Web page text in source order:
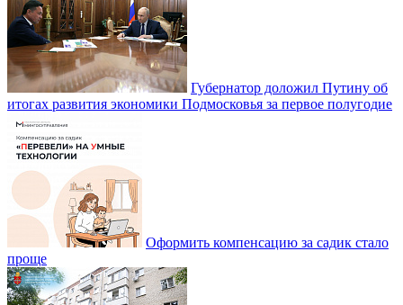
Губернатор доложил Путину об
итогах развития экономики Подмосковья за первое полугодие
Оформить компенсацию за садик стало
проще